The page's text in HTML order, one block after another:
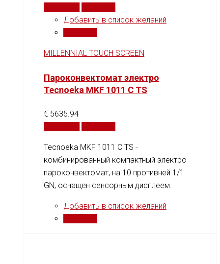
Добавить в список желаний
MILLENNIAL TOUCH SCREEN
Пароконвектомат электро
Tecnoeka MKF 1011 C TS
€ 5635.94
Tecnoeka MKF 1011 C TS -
комбинированный компактный электро
пароконвектомат, на 10 противней 1/1
GN, оснащен сенсорным дисплеем.
Добавить в список желаний